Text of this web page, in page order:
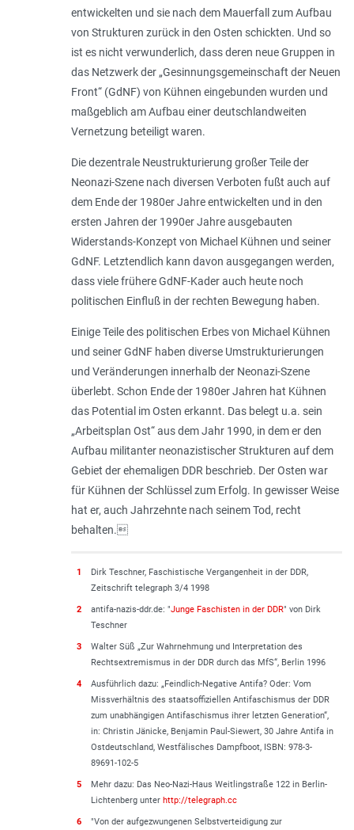
entwickelten und sie nach dem Mauerfall zum Aufbau
von Strukturen zurück in den Osten schickten. Und so
ist es nicht verwunderlich, dass deren neue Gruppen in
das Netzwerk der „Gesinnungsgemeinschaft der Neuen
Front“ (GdNF) von Kühnen eingebunden wurden und
maßgeblich am Aufbau einer deutschlandweiten
Vernetzung beteiligt waren.
Die dezentrale Neustrukturierung großer Teile der
Neonazi-Szene nach diversen Verboten fußt auch auf
dem Ende der 1980er Jahre entwickelten und in den
ersten Jahren der 1990er Jahre ausgebauten
Widerstands-Konzept von Michael Kühnen und seiner
GdNF. Letztendlich kann davon ausgegangen werden,
dass viele frühere GdNF-Kader auch heute noch
politischen Einfluß in der rechten Bewegung haben.
Einige Teile des politischen Erbes von Michael Kühnen
und seiner GdNF haben diverse Umstrukturierungen
und Veränderungen innerhalb der Neonazi-Szene
überlebt. Schon Ende der 1980er Jahren hat Kühnen
das Potential im Osten erkannt. Das belegt u.a. sein
„Arbeitsplan Ost“ aus dem Jahr 1990, in dem er den
Aufbau militanter neonazistischer Strukturen auf dem
Gebiet der ehemaligen DDR beschrieb. Der Osten war
für Kühnen der Schlüssel zum Erfolg. In gewisser Weise
hat er, auch Jahrzehnte nach seinem Tod, recht
behalten.
1
Dirk Teschner, Faschistische Vergangenheit in der DDR,
Zeitschrift telegraph 3/4 1998
2 antifa-nazis-ddr.de: "Junge Faschisten in der DDR" von Dirk
Teschner
3
Walter Süß „Zur Wahrnehmung und Interpretation des
Rechtsextremismus in der DDR durch das MfS“, Berlin 1996
4
Ausführlich dazu: „Feindlich-Negative Antifa? Oder: Vom
Missverhältnis des staatsoffiziellen Antifaschismus der DDR
zum unabhängigen Antifaschismus ihrer letzten Generation“,
in: Christin Jänicke, Benjamin Paul-Siewert, 30 Jahre Antifa in
Ostdeutschland, Westfälisches Dampfboot, ISBN: 978-3-
89691-102-5
5
Mehr dazu: Das Neo-Nazi-Haus Weitlingstraße 122 in Berlin-
Lichtenberg unter http://telegraph.cc
6
"Von der aufgezwungenen Selbstverteidigung zur